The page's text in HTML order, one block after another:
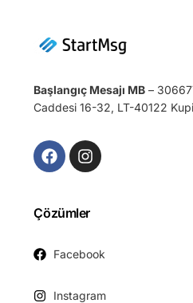
Başlangıç Mesajı MB –
Caddesi 16-32, LT-40122
Çözümler
Facebook
Instagram